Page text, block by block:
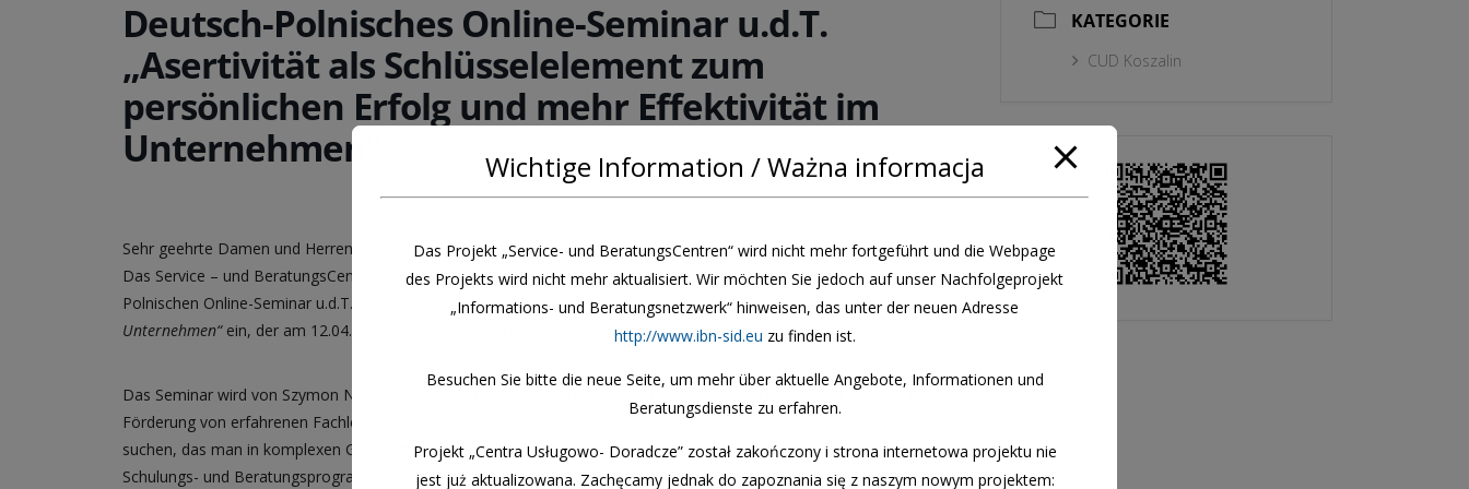
Deutsch-Polnisches Online-Seminar u.d.T.
„Asertivität als Schlüsselelement zum
persönlichen Erfolg und mehr Effektivität im
Unternehmen“
Sehr geehrte Damen und Herren,
Das Service – und BeratungsCentrum der Euroregion Pomerania in Köslin lädt Sie herzlich zum Deutsch-
Polnischen Online-Seminar u.d.T.
„Asertivität als Schlüsselelement zum persönlichen Erfolg und mehr Effektivität im
Unternehmen“ ein, der am 12.04.2022 von 10.00 bis 14.00 Uhr stattfindet.
Das Seminar wird von Szymon Nęcki gehalten. Er ist Business-Trainer und Psychologe und beschäftigt sich mit der
Förderung von erfahrenen Fachleuten, die nach praktischen Wissen
suchen, das man in komplexen Geschäftsprozessen einsetzen kann. Im Rahmen seiner Tätigkeit plant er und setzt
Schulungs- und Beratungsprogramme aus dem Bereich von Führungskompetenzen ein, vor allem zum Thema
KATEGORIE
CUD Koszalin
Wichtige Information / Ważna informacja
Das Projekt „Service- und BeratungsCentren“ wird nicht mehr fortgeführt und die Webpage
des Projekts wird nicht mehr aktualisiert. Wir möchten Sie jedoch auf unser Nachfolgeprojekt
„Informations- und Beratungsnetzwerk“ hinweisen, das unter der neuen Adresse
http://www.ibn-sid.eu zu finden ist.
Besuchen Sie bitte die neue Seite, um mehr über aktuelle Angebote, Informationen und
Beratungsdienste zu erfahren.
Projekt „Centra Usługowo- Doradcze” został zakończony i strona internetowa projektu nie
jest już aktualizowana. Zachęcamy jednak do zapoznania się z naszym nowym projektem: